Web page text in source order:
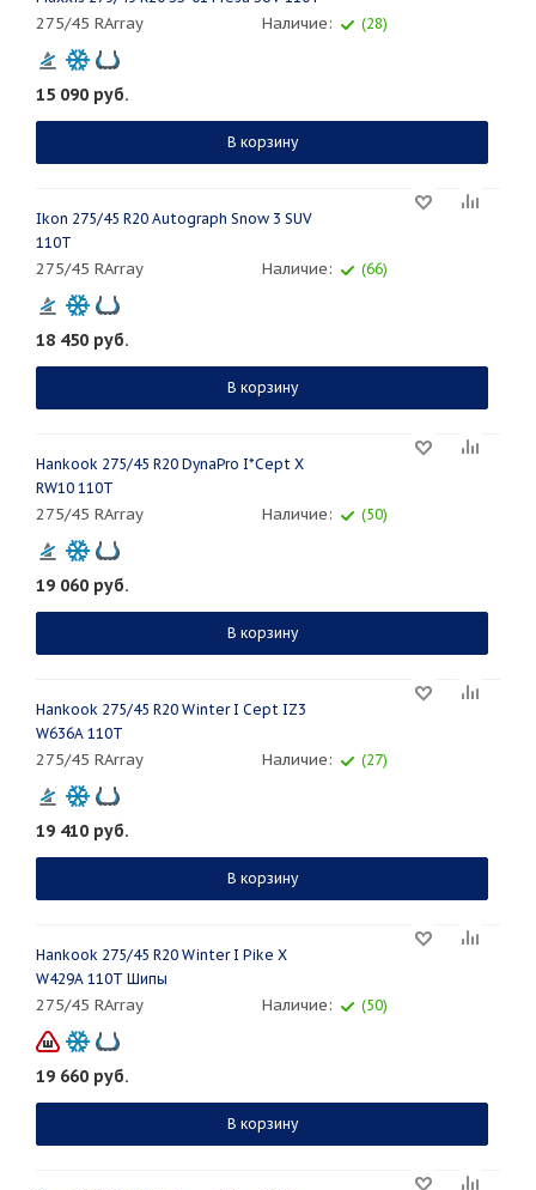
275/45 RArray Наличие: (28)
15 090 руб.
В корзину
Ikon 275/45 R20 Autograph Snow 3 SUV
110T
275/45 RArray Наличие: (66)
18 450 руб.
В корзину
Hankook 275/45 R20 DynaPro I*Cept X
RW10 110T
275/45 RArray Наличие: (50)
19 060 руб.
В корзину
Hankook 275/45 R20 Winter I Cept IZ3
W636A 110T
275/45 RArray Наличие: (27)
19 410 руб.
В корзину
Hankook 275/45 R20 Winter I Pike X
W429A 110T Шипы
275/45 RArray Наличие: (50)
19 660 руб.
В корзину